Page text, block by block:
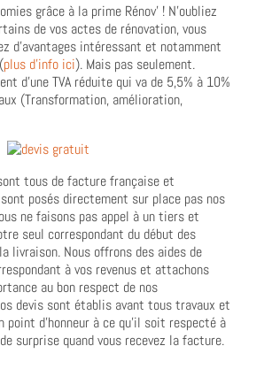
grâce à la prime Rénov’ ! N’oubliez
de vos actes de rénovation, vous
d’avantages intéressant et notamment
plus d’info ici). Mais pas seulement.
d’une TVA réduite qui va de 5,5% à 10%
(Transformation, amélioration,
tous de facture française et
posés directement sur place pas nos
ne faisons pas appel à un tiers et
seul correspondant du début des
livraison. Nous offrons des aides de
à vos revenus et attachons
au bon respect de nos
devis sont établis avant tous travaux et
point d’honneur à ce qu’il soit respecté à
surprise quand vous recevez la facture.